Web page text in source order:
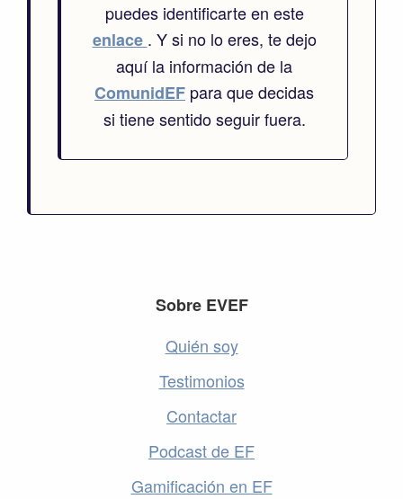
puedes identificarte en este
enlace . Y si no lo eres, te dejo
aquí la información de la
ComunidEF para que decidas
si tiene sentido seguir fuera.
Sobre EVEF
Quién soy
Testimonios
Contactar
Podcast de EF
Gamificación en EF